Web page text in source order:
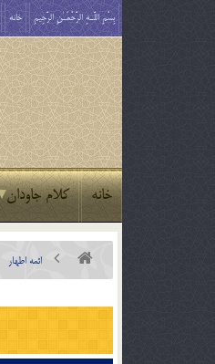
بِسْمِ اللَّـهِ الرَّحْمَـٰنِ الرَّحِيمِ خانه
خانه کلام جاودان
ائمه اطهار